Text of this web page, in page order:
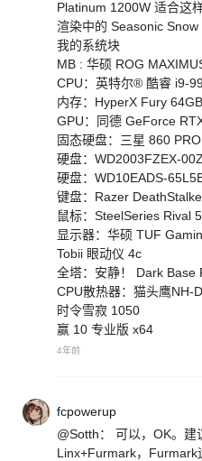
Platinum 1200W 适合这
渲染中的 Seasonic Snow
我的系统块
MB : 华硕 ROG
CPU：英特尔® 酷睿 i9-
内存：HyperX Fury
GPU：同德 GeForce
固态硬盘：三星 860
硬盘：WD2003FZEX-
硬盘：WD10EADS-
键盘：Razer
鼠标：SteelSeries Rival
显示器：华硕 TUF
Tobii 眼动仪 4c
全塔：安静！ Dark Ba​​se
CPU散热器：猫头鹰NH-
时令雪寂 1050
赢 10 专业版 x64
4年前
fcpowerup
@Sotth：
可以，OK。建
Linx+Furmark，Furmark